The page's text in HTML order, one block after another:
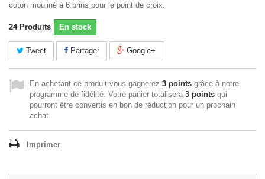
coton mouliné à 6 brins pour le point de croix.
24 Produits En stock
Tweet Partager Google+
En achetant ce produit vous gagnerez 3 points grâce à notre
programme de fidélité. Votre panier totalisera 3 points qui
pourront être convertis en bon de réduction pour un prochain
achat.
Imprimer